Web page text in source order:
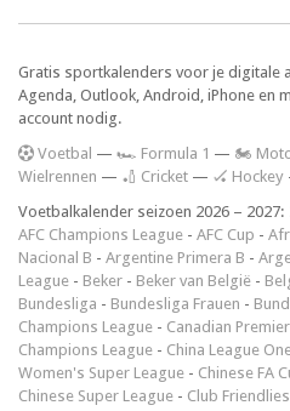
Gratis sportkalenders voor je digitale
Agenda, Outlook, Android, iPhone en
account nodig.
Voetbal — 🏎️ Formula 1 — 🏍
Wielrennen — 🏏 Cricket — 🏑 Hockey
Voetbalkalender seizoen 2026 – 2027:
AFC Champions League - AFC Cup -
Nacional B - Argentine Primera B -
League - Beker - Beker van België -
Bundesliga - Bundesliga Frauen -
Champions League - Canadian
Champions League - China League
Women's Super League - Chinese FA
Chinese Super League - Club Friendlies